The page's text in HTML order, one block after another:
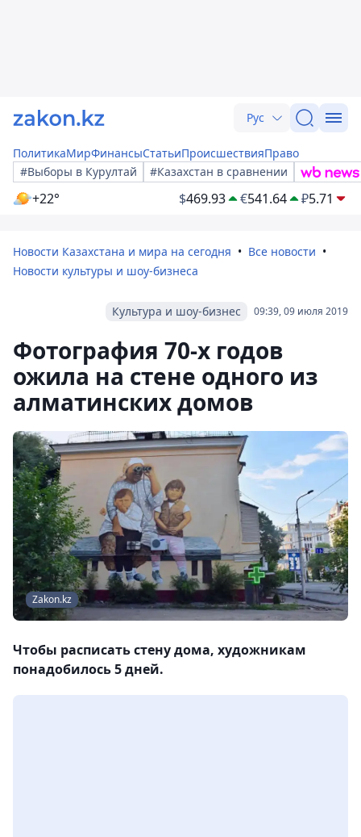
Рус
ПолитикаМирФинансыСтатьиПроисшествияПраво
#Выборы в Курултай
#Казахстан в сравнении
+22° $469.93 €541.64 ₽5.71
Новости Казахстана и мира на сегодня
Все новости
Новости культуры и шоу-бизнеса
09:39, 09 июля 2019
Культура и шоу-бизнес
Фотография 70-х годов
ожила на стене одного из
алматинских домов
Zakon.kz
Чтобы расписать стену дома, художникам
понадобилось 5 дней.